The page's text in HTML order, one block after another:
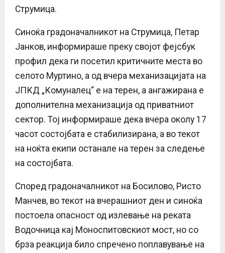
Струмица.
Синоќа градоначалникот на Струмица, Петар
Јанков, информираше преку својот фејсбук
профил дека ги посетил критичните места во
селото Муртино, а од вчера механизацијата на
ЈПКД „Комуналец“ е на терен, а ангажирана е
дополнителна механизација од приватниот
сектор. Тој информираше дека вчера околу 17
часот состојбата е стабилизирана, а во текот
на ноќта екипи останале на терен за следење
на состојбата.
Според градоначалникот на Босилово, Ристо
Манчев, во текот на вчерашниот ден и синоќа
постоела опасност од излевање на реката
Водочница кај Моноспитовскиот мост, но со
брза реакција било спречено поплавување на